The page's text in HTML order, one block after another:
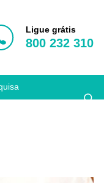
Ligue grátis
800 232 310